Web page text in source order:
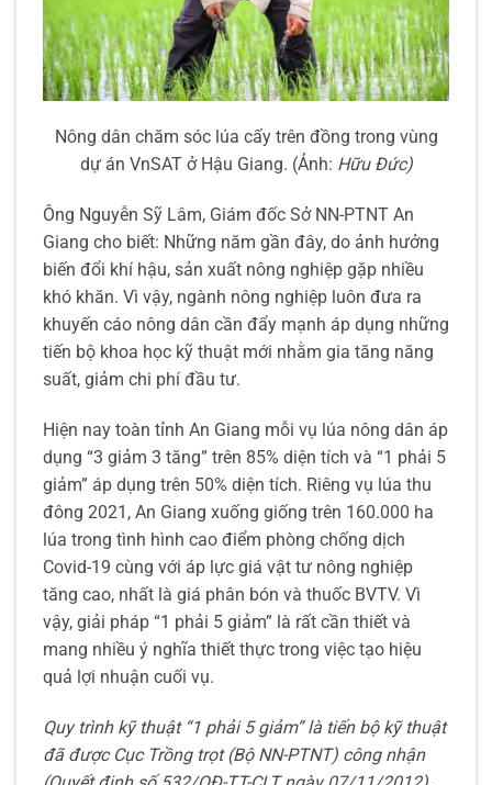
Nông dân chăm sóc lúa cấy trên đồng trong vùng
dự án VnSAT ở Hậu Giang. (Ảnh: Hữu Đức)
Ông Nguyễn Sỹ Lâm, Giám đốc Sở NN-PTNT An
Giang cho biết: Những năm gần đây, do ảnh hưởng
biến đổi khí hậu, sản xuất nông nghiệp gặp nhiều
khó khăn. Vì vậy, ngành nông nghiệp luôn đưa ra
khuyến cáo nông dân cần đẩy mạnh áp dụng những
tiến bộ khoa học kỹ thuật mới nhằm gia tăng năng
suất, giảm chi phí đầu tư.
Hiện nay toàn tỉnh An Giang mỗi vụ lúa nông dân áp
dụng “3 giảm 3 tăng” trên 85% diện tích và “1 phải 5
giảm” áp dụng trên 50% diện tích. Riêng vụ lúa thu
đông 2021, An Giang xuống giống trên 160.000 ha
lúa trong tình hình cao điểm phòng chống dịch
Covid-19 cùng với áp lực giá vật tư nông nghiệp
tăng cao, nhất là giá phân bón và thuốc BVTV. Vì
vậy, giải pháp “1 phải 5 giảm” là rất cần thiết và
mang nhiều ý nghĩa thiết thực trong việc tạo hiệu
quả lợi nhuận cuối vụ.
Quy trình kỹ thuật “1 phải 5 giảm” là tiến bộ kỹ thuật
đã được Cục Trồng trọt (Bộ NN-PTNT) công nhận